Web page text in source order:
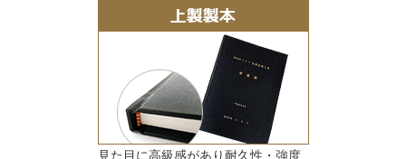
見た目に高級感があり耐久性・強度